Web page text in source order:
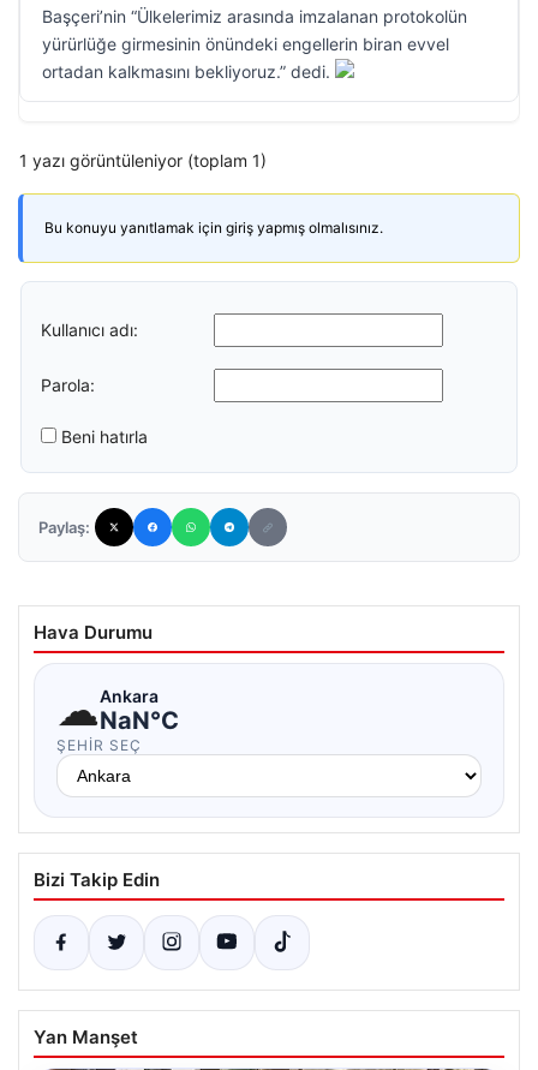
Başçeri’nin “Ülkelerimiz arasında imzalanan protokolün
yürürlüğe girmesinin önündeki engellerin biran evvel
ortadan kalkmasını bekliyoruz.” dedi.
1 yazı görüntüleniyor (toplam 1)
Bu konuyu yanıtlamak için giriş yapmış olmalısınız.
Kullanıcı adı:
Parola:
Beni hatırla
Paylaş:
Hava Durumu
☁Ankara
NaN°C
ŞEHIR SEÇ
Bizi Takip Edin
Yan Manşet